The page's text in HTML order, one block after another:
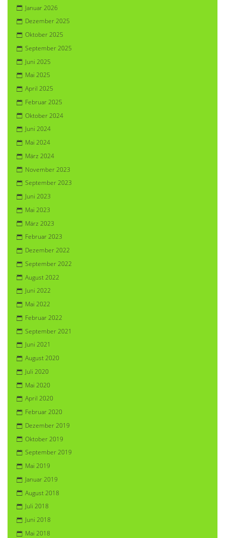
Januar 2026
Dezember 2025
Oktober 2025
September 2025
Juni 2025
Mai 2025
April 2025
Februar 2025
Oktober 2024
Juni 2024
Mai 2024
März 2024
November 2023
September 2023
Juni 2023
Mai 2023
März 2023
Februar 2023
Dezember 2022
September 2022
August 2022
Juni 2022
Mai 2022
Februar 2022
September 2021
Juni 2021
August 2020
Juli 2020
Mai 2020
April 2020
Februar 2020
Dezember 2019
Oktober 2019
September 2019
Mai 2019
Januar 2019
August 2018
Juli 2018
Juni 2018
Mai 2018